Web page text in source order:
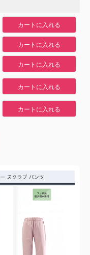
カートに入れる
カートに入れる
カートに入れる
カートに入れる
カートに入れる